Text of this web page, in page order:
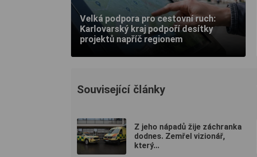
Velká podpora pro cestovní ruch:
Karlovarský kraj podpoří desítky
projektů napříč regionem
Související články
Z jeho nápadů žije záchranka
dodnes. Zemřel vizionář,
který...